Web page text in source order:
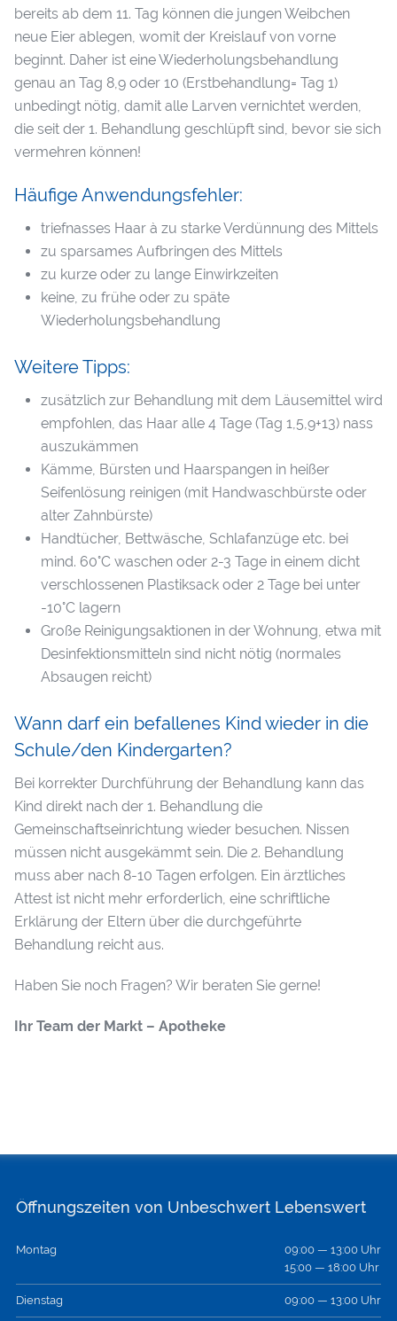
bereits ab dem 11. Tag können die jungen Weibchen
neue Eier ablegen, womit der Kreislauf von vorne
beginnt. Daher ist eine Wiederholungsbehandlung
genau an Tag 8,9 oder 10 (Erstbehandlung= Tag 1)
unbedingt nötig, damit alle Larven vernichtet werden,
die seit der 1. Behandlung geschlüpft sind, bevor sie sich
vermehren können!
Häufige Anwendungsfehler:
triefnasses Haar à zu starke Verdünnung des Mittels
zu sparsames Aufbringen des Mittels
zu kurze oder zu lange Einwirkzeiten
keine, zu frühe oder zu späte
Wiederholungsbehandlung
Weitere Tipps:
zusätzlich zur Behandlung mit dem Läusemittel wird
empfohlen, das Haar alle 4 Tage (Tag 1,5,9+13) nass
auszukämmen
Kämme, Bürsten und Haarspangen in heißer
Seifenlösung reinigen (mit Handwaschbürste oder
alter Zahnbürste)
Handtücher, Bettwäsche, Schlafanzüge etc. bei
mind. 60°C waschen oder 2-3 Tage in einem dicht
verschlossenen Plastiksack oder 2 Tage bei unter
-10°C lagern
Große Reinigungsaktionen in der Wohnung, etwa mit
Desinfektionsmitteln sind nicht nötig (normales
Absaugen reicht)
Wann darf ein befallenes Kind wieder in die
Schule/den Kindergarten?
Bei korrekter Durchführung der Behandlung kann das
Kind direkt nach der 1. Behandlung die
Gemeinschaftseinrichtung wieder besuchen. Nissen
müssen nicht ausgekämmt sein. Die 2. Behandlung
muss aber nach 8-10 Tagen erfolgen. Ein ärztliches
Attest ist nicht mehr erforderlich, eine schriftliche
Erklärung der Eltern über die durchgeführte
Behandlung reicht aus.
Haben Sie noch Fragen? Wir beraten Sie gerne!
Ihr Team der Markt – Apotheke
Öffnungszeiten von Unbeschwert Lebenswert
Montag
09:00 — 13:00 Uhr
15:00 — 18:00 Uhr
Dienstag 09:00 — 13:00 Uhr